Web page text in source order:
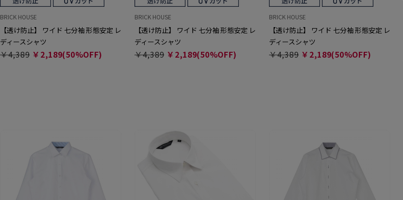
BRICK HOUSE
【透け防止】 ワイド 七分袖 形態安定 レ
ディースシャツ
￥4,389 ￥2,189(50%OFF)
BRICK HOUSE
【透け防止】 ワイド 七分袖 形態安定 レ
ディースシャツ
￥4,389 ￥2,189(50%OFF)
BRICK HOUSE
【透け防止】 ワイド 七分袖 形態安定 レ
ディースシャツ
￥4,389 ￥2,189(50%OFF)